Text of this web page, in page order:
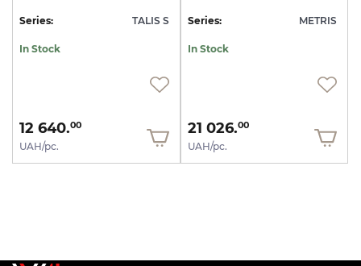
Series: TALIS S
In Stock
12 640.00
UAH/pc.
Series: METRIS
In Stock
21 026.00
UAH/pc.